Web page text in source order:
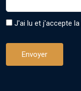
J'ai lu et j'accepte la